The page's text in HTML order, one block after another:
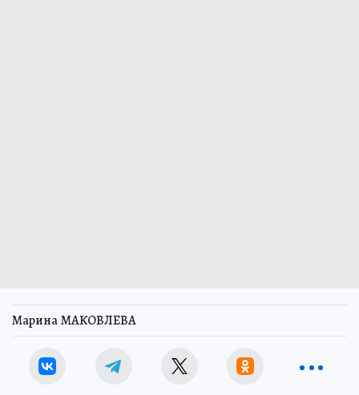
Марина МАКОВЛЕВА